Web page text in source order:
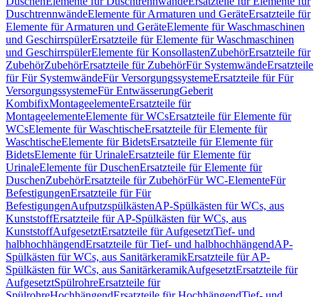
DuschtrennwändeElemente für Armaturen und GeräteErsatzteile für
Elemente für Armaturen und GeräteElemente für Waschmaschinen
und GeschirrspülerErsatzteile für Elemente für Waschmaschinen
und GeschirrspülerElemente für KonsollastenZubehörErsatzteile für
ZubehörZubehörErsatzteile für ZubehörFür SystemwändeErsatzteile
für Für SystemwändeFür VersorgungssystemeErsatzteile für Für
VersorgungssystemeFür EntwässerungGeberit
KombifixMontageelementeErsatzteile für
MontageelementeElemente für WCsErsatzteile für Elemente für
WCsElemente für WaschtischeErsatzteile für Elemente für
WaschtischeElemente für BidetsErsatzteile für Elemente für
BidetsElemente für UrinaleErsatzteile für Elemente für
UrinaleElemente für DuschenErsatzteile für Elemente für
DuschenZubehörErsatzteile für ZubehörFür WC-ElementeFür
BefestigungenErsatzteile für Für
BefestigungenAufputzspülkästenAP-Spülkästen für WCs, aus
KunststoffErsatzteile für AP-Spülkästen für WCs, aus
KunststoffAufgesetztErsatzteile für AufgesetztTief- und
halbhochhängendErsatzteile für Tief- und halbhochhängendAP-
Spülkästen für WCs, aus SanitärkeramikErsatzteile für AP-
Spülkästen für WCs, aus SanitärkeramikAufgesetztErsatzteile für
AufgesetztSpülrohreErsatzteile für